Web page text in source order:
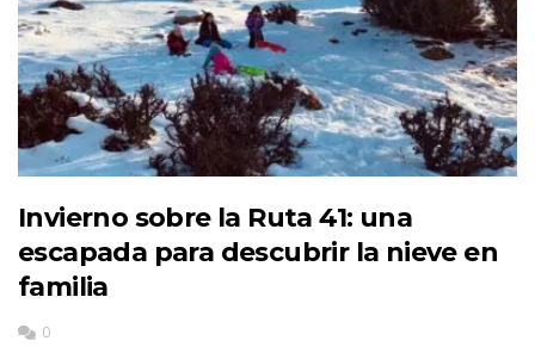
Invierno sobre la Ruta 41: una
escapada para descubrir la nieve en
familia
0